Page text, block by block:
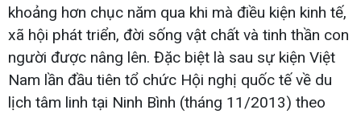
khoảng hơn chục năm qua khi mà điều kiện kinh tế,
xã hội phát triển, đời sống vật chất và tinh thần con
người được nâng lên. Đặc biệt là sau sự kiện Việt
Nam lần đầu tiên tổ chức Hội nghị quốc tế về du
lịch tâm linh tại Ninh Bình (tháng 11/2013) theo